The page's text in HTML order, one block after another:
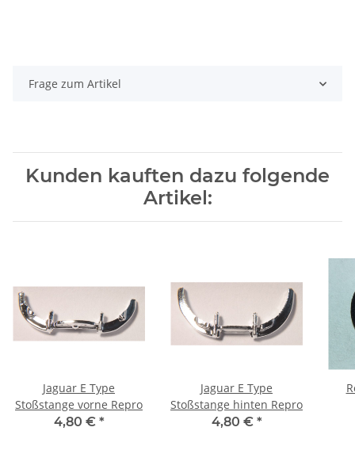
Frage zum Artikel
Kunden kauften dazu folgende
Artikel:
Jaguar E Type
Stoßstange vorne Repro
4,80 € *
Jaguar E Type
Stoßstange hinten Repro
4,80 € *